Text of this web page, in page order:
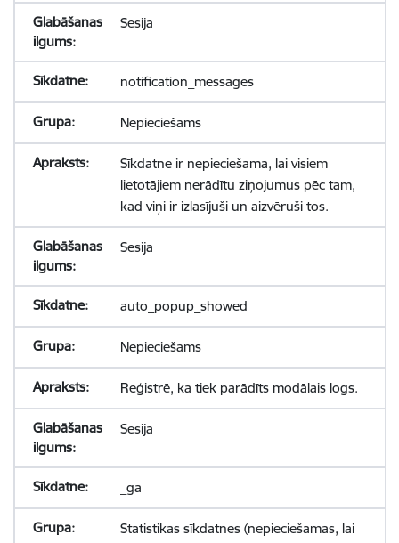
Sesija
notification_messages
Nepieciešams
Sīkdatne ir nepieciešama, lai visiem
lietotājiem nerādītu ziņojumus pēc tam,
kad viņi ir izlasījuši un aizvēruši tos.
Sesija
auto_popup_showed
Nepieciešams
Reģistrē, ka tiek parādīts modālais logs.
Sesija
_ga
Statistikas sīkdatnes (nepieciešamas, lai